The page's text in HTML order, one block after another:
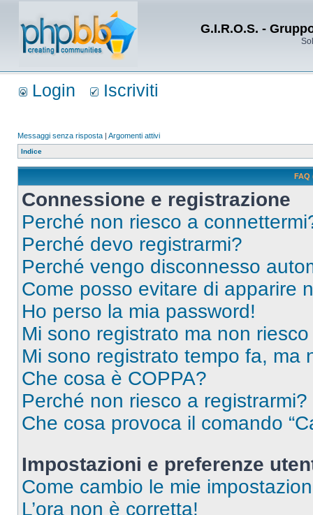
G.I.R.O.S. -
Login Iscriviti
Messaggi senza risposta | Argomenti attivi
Indice
FAQ
Connessione e registrazione
Perché non riesco a
Perché devo registrarmi?
Perché vengo disconnesso
Come posso evitare di apparire
Ho perso la mia password!
Mi sono registrato ma non
Mi sono registrato tempo fa, ma
Che cosa è COPPA?
Perché non riesco a registrarmi?
Che cosa provoca il comando
Impostazioni e preferenze
Come cambio le mie
L’ora non è corretta!